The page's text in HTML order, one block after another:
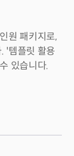
원 패키지로,
'템플릿 활용
있습니다.